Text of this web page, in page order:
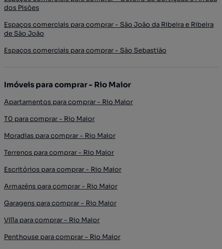
dos Pisões
Espaços comerciais para comprar - São João da Ribeira e Ribeira
de São João
Espaços comerciais para comprar - São Sebastião
Imóveis para comprar - Rio Maior
Apartamentos para comprar - Rio Maior
T0 para comprar - Rio Maior
Moradias para comprar - Rio Maior
Terrenos para comprar - Rio Maior
Escritórios para comprar - Rio Maior
Armazéns para comprar - Rio Maior
Garagens para comprar - Rio Maior
Villa para comprar - Rio Maior
Penthouse para comprar - Rio Maior